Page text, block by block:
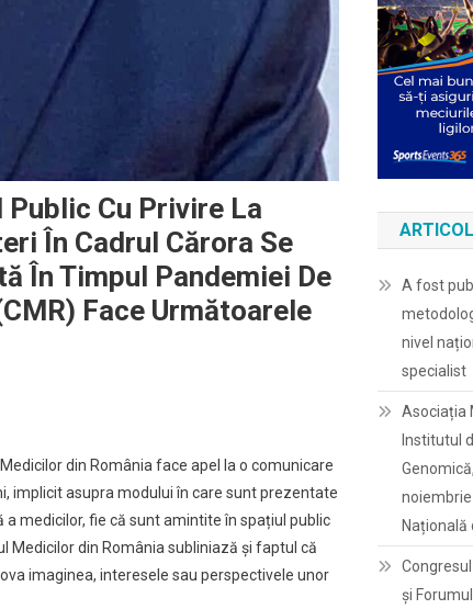
Cu Privire La
În Cadrul Cărora Se
În Timpul Pandemiei De
Face Următoarele
din România face apel la o comunicare
implicit asupra modului în care sunt prezentate
medicilor, fie că sunt amintite în spațiul public
Medicilor din România subliniază și faptul că
imaginea, interesele sau perspectivele unor
A fost
nivel
specialist
Asociația
Institutul
Națională
și